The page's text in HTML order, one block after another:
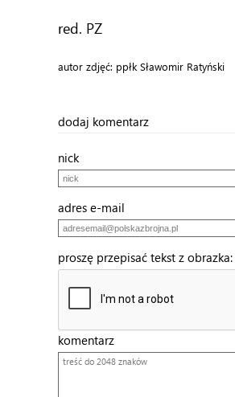
red. PZ
autor zdjęć: ppłk Sławomir Ratyński
dodaj komentarz
nick
adres e-mail
proszę przepisać tekst z obrazka:
komentarz